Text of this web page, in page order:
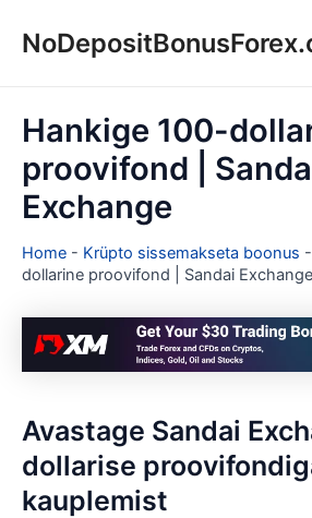
Hankige 100-
proovifond |
Exchange
Home - Krüpto sissemakseta boonus -
dollarine proovifond | Sandai Exchange
Avastage Sandai
dollarise
kauplemist